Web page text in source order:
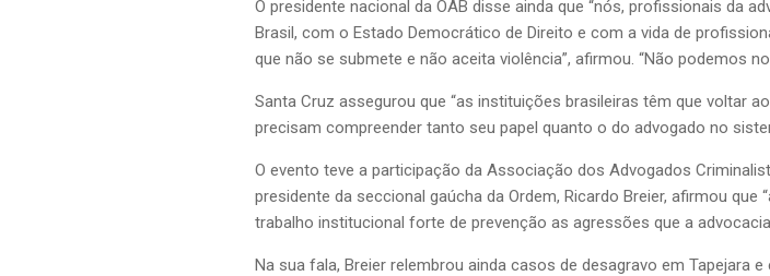
O presidente nacional da OAB disse ainda que “nós, profissionais da
Brasil, com o Estado Democrático de Direito e com a vida de
que não se submete e não aceita violência”, afirmou. “Não podemos
Santa Cruz assegurou que “as instituições brasileiras têm que voltar
precisam compreender tanto seu papel quanto o do advogado no
O evento teve a participação da Associação dos Advogados
presidente da seccional gaúcha da Ordem, Ricardo Breier, afirmou
trabalho institucional forte de prevenção as agressões que a
Na sua fala, Breier relembrou ainda casos de desagravo em